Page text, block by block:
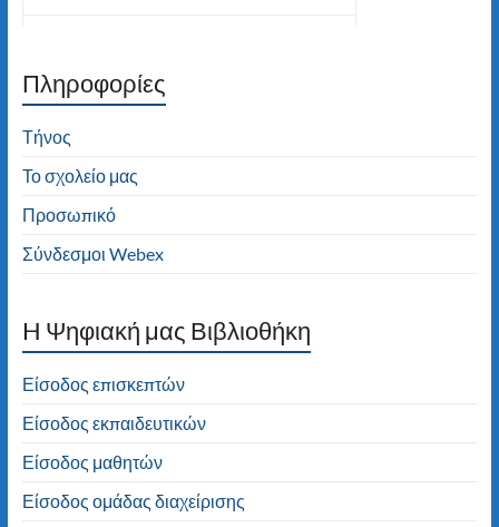
Πληροφορίες
Τήνος
Το σχολείο μας
Προσωπικό
Σύνδεσμοι Webex
H Ψηφιακή μας Βιβλιοθήκη
Είσοδος επισκεπτών
Είσοδος εκπαιδευτικών
Είσοδος μαθητών
Είσοδος ομάδας διαχείρισης